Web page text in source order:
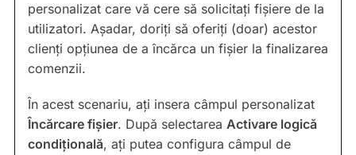
personalizat care vă cere să solicitați fișiere de la
utilizatori. Așadar, doriți să oferiți (doar) acestor
clienți opțiunea de a încărca un fișier la finalizarea
comenzii.
În acest scenariu, ați insera câmpul personalizat
Încărcare fișier. După selectarea Activare logică
condițională, ați putea configura câmpul de